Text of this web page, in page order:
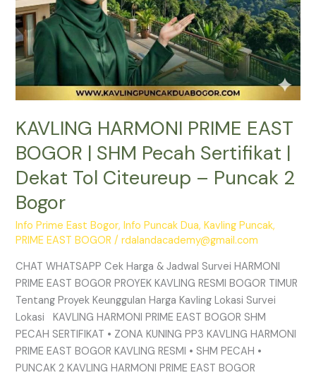
KAVLING HARMONI PRIME EAST
BOGOR | SHM Pecah Sertifikat |
Dekat Tol Citeureup – Puncak 2
Bogor
Info Prime East Bogor,Info Puncak Dua,Kavling Puncak,
PRIME EAST BOGOR /rdalandacademy@gmail.com
CHAT WHATSAPP Cek Harga & Jadwal Survei HARMONI
PRIME EAST BOGOR PROYEK KAVLING RESMI BOGOR TIMUR
Tentang Proyek Keunggulan Harga Kavling Lokasi Survei
Lokasi KAVLING HARMONI PRIME EAST BOGOR SHM
PECAH SERTIFIKAT • ZONA KUNING PP3 KAVLING HARMONI
PRIME EAST BOGOR KAVLING RESMI • SHM PECAH •
PUNCAK 2 KAVLING HARMONI PRIME EAST BOGOR
Tol
Citeureup
–
Puncak
2